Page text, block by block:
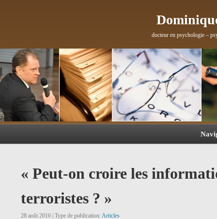
docteur en psychologie –
« Peut-on croire les
terroristes ? »
28 août 2016 | Type de publication: Articles